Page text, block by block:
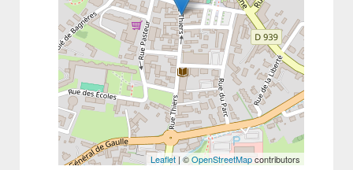
Leaflet | ©OpenStreetMapcontributors